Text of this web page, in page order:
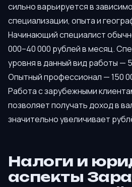
сильно варьируется в
специализации, опыта и
Начинающий специалист
000–40 000 рублей в месяц.
уровня в данный вид работы —
Опытный профессионал — 150
Работа с зарубежными
позволяет получать доход в
значительно увеличивает
Налоги и
аспекты